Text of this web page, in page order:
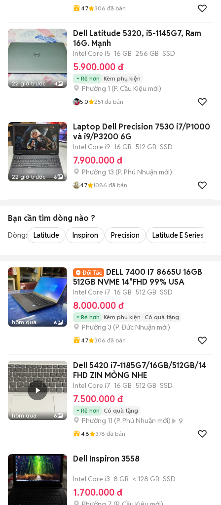
4.7 306 đã bán
22 giờ trước 4
Dell Latitude 5320, i5-1145G7, Ram
16G. Mạnh
Intel Core i5 16 GB 256 GB SSD
5.900.000 đ
Rẻ hơn Kèm phụ kiện
Phường 1 (P. Cầu Kiệu mới)
5.0 251 đã bán
22 giờ trước 6
Laptop Dell Precision 7530 i7/P1000
và i9/P3200 6G
Intel Core i9 16 GB 512 GB SSD
7.900.000 đ
Phường 13 (P. Phú Nhuận mới)
4.7 1086 đã bán
Bạn cần tìm dòng nào ?
Dòng: Latitude Inspiron Precision Latitude E Series
hôm qua 6
DELL 7400 I7 8665U 16GB
512GB NVME 14"FHD 99% USA
Intel Core i7 16 GB 512 GB SSD
8.000.000 đ
Rẻ hơn Kèm phụ kiện Có quà tặng
Phường 3 (P. Đức Nhuận mới)
4.7 306 đã bán
hôm qua 6
Dell 5420 i7-1185G7/16GB/512GB/14
FHD ZIN MỎNG NHE
Intel Core i7 16 GB 512 GB SSD
7.500.000 đ
Rẻ hơn Có quà tặng
Phường 11 (P. Phú Nhuận mới) 9
4.8 376 đã bán
Dell Inspiron 3558
Intel Core i3 8 GB < 128 GB SSD
1.700.000 đ